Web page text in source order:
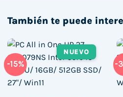
También te puede
-15%
NUEVO
-